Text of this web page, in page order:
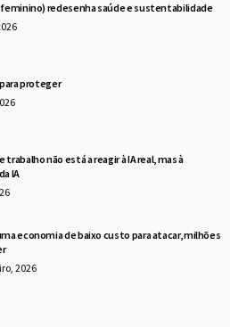
feminino) redesenha saúde e sustentabilidade
proteger
trabalho não está a reagir à IA real, mas à
IA
economia de baixo custo para atacar, milhões
2026